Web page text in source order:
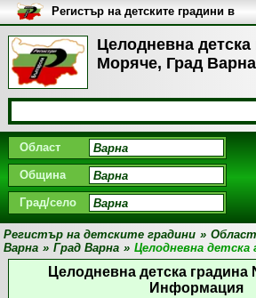
Целодневна
Моряче, Град Варна
Регистър на детските градини в
България
Област
Община
Град/село
Регистър на детските градини »
Варна » Град Варна » Целодневна
Целодневна детска
Информация